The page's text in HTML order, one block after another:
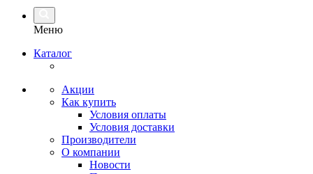
Меню
Каталог
Акции
Как купить
Условия оплаты
Условия доставки
Производители
О компании
Новости